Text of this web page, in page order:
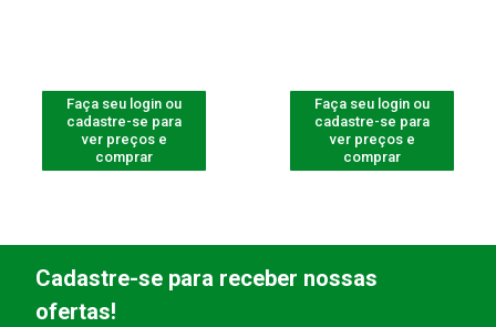
Faça seu login ou
cadastre-se para
ver preços e
comprar
Faça seu login ou
cadastre-se para
ver preços e
comprar
Cadastre-se para receber nossas
ofertas!